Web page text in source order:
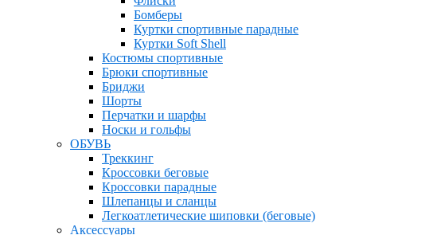
Бомберы
Куртки спортивные парадные
Куртки Soft Shell
Костюмы спортивные
Брюки спортивные
Бриджи
Шорты
Перчатки и шарфы
Носки и гольфы
ОБУВЬ
Треккинг
Кроссовки беговые
Кроссовки парадные
Шлепанцы и сланцы
Легкоатлетические шиповки (беговые)
Аксессуары